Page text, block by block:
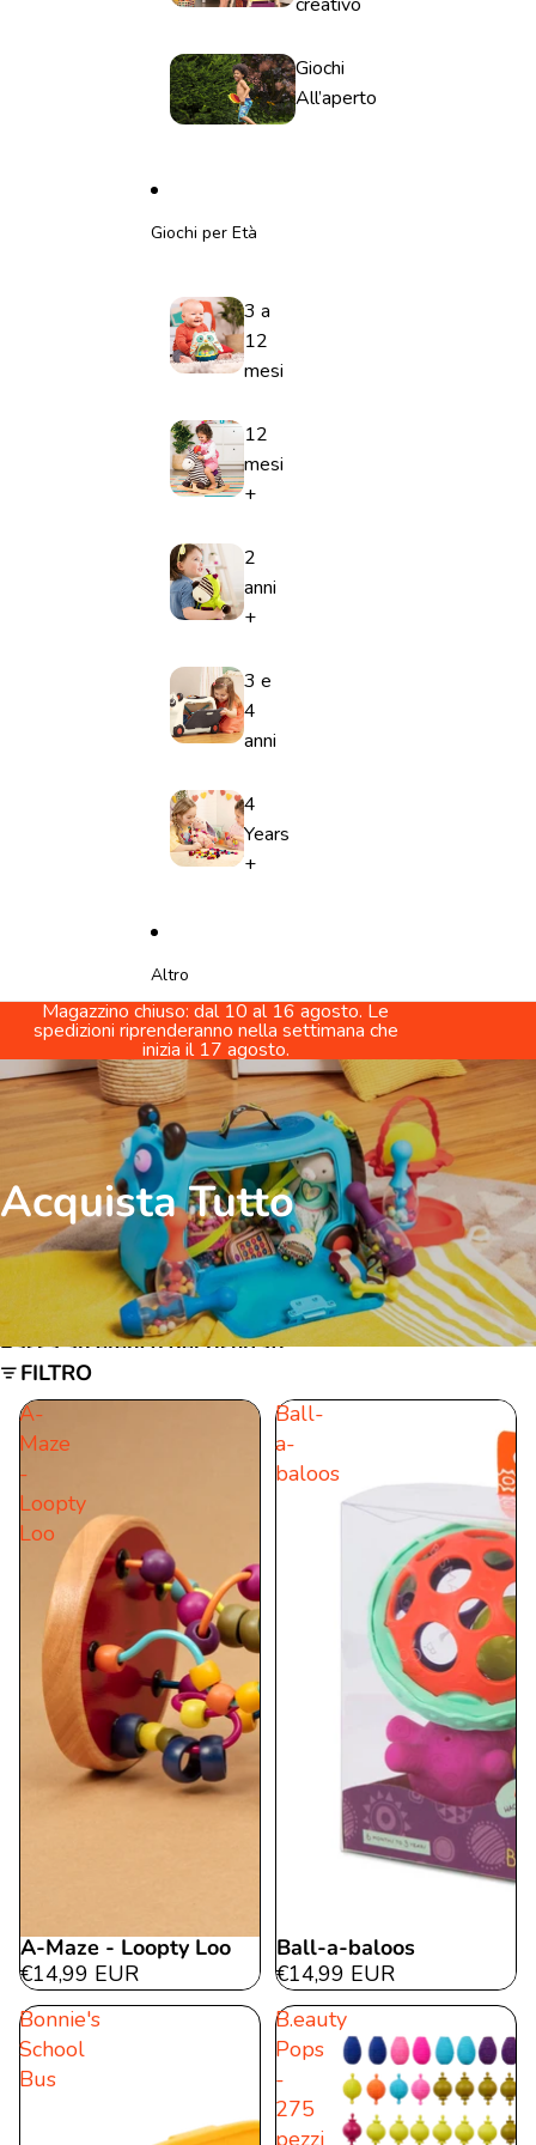
Giochi
All’aperto
Giochi per Età
3 a
12
mesi
12
mesi
+
2
anni
+
3 e
4
anni
4
Years
+
Altro
Magazzino chiuso: dal 10 al 16 agosto. Le
spedizioni riprenderanno nella settimana che
inizia il 17 agosto.
Acquista Tutto
Passa all'elenco dei risultati
FILTRO
A-
Maze
-
Loopty
Loo
A-Maze - Loopty Loo
€14,99 EUR
Ball-
a-
baloos
Ball-a-baloos
€14,99 EUR
Bonnie's
School
Bus
B.eauty
Pops
-
275